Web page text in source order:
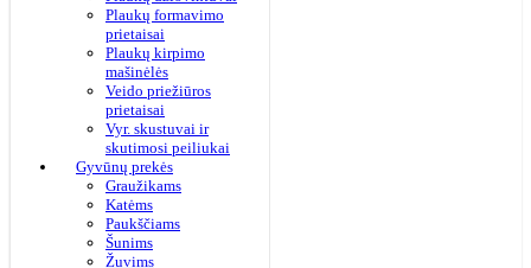
Plaukų formavimo
prietaisai
Plaukų kirpimo
mašinėlės
Veido priežiūros
prietaisai
Vyr. skustuvai ir
skutimosi peiliukai
Gyvūnų prekės
Graužikams
Katėms
Paukščiams
Šunims
Žuvims